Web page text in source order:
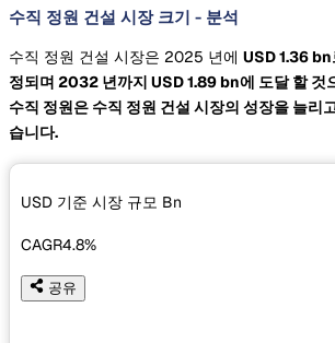
수직 정원 건설 시장 크기 - 분석
수직 정원 건설 시장은 2025 년에 USD 1.36 bn
정되며 2032 년까지 USD 1.89 bn에 도달 할 것
수직 정원은 수직 정원 건설 시장의 성장을 늘리
습니다.
USD 기준 시장 규모 Bn
CAGR4.8%
공유